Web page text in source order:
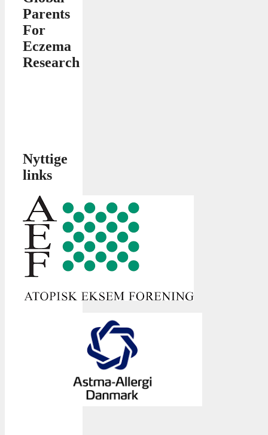
Parents
For
Eczema
Research
Nyttige
links